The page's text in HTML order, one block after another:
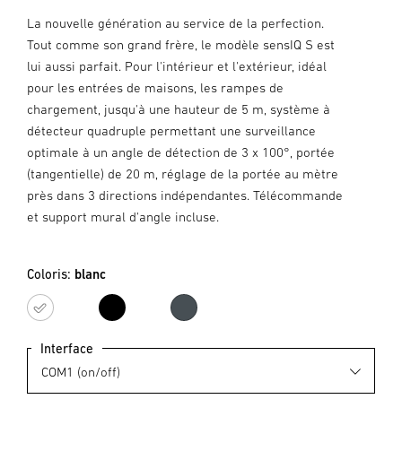
La nouvelle génération au service de la perfection.
Tout comme son grand frère, le modèle sensIQ S est
lui aussi parfait. Pour l'intérieur et l'extérieur, idéal
pour les entrées de maisons, les rampes de
chargement, jusqu'à une hauteur de 5 m, système à
détecteur quadruple permettant une surveillance
optimale à un angle de détection de 3 x 100°, portée
(tangentielle) de 20 m, réglage de la portée au mètre
près dans 3 directions indépendantes. Télécommande
et support mural d'angle incluse.
Coloris: blanc
blanc noir anthracite
Interface